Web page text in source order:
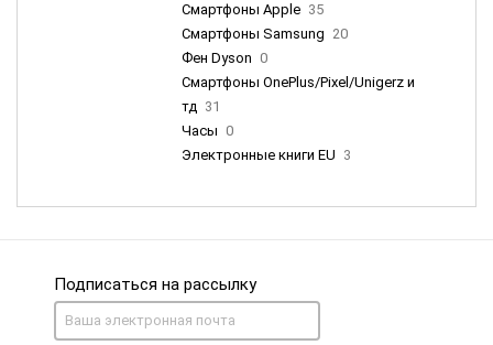
Смартфоны Apple 35
Смартфоны Samsung 20
Фен Dyson 0
Смартфоны OnePlus/Pixel/Unigerz и
тд 31
Часы 0
Электронные книги EU 3
Подписаться на рассылку